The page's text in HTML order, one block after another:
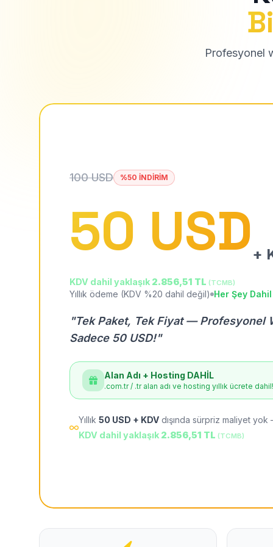
Profesyonel
100 USD %50 İNDİRİM
50 USD +
KDV dahil yaklaşık 2.856,51 TL (TCMB)
Yıllık ödeme (KDV %20 dahil değil) Her Şey Dahil
"Tek Paket, Tek Fiyat — Profesyonel
Sadece 50 USD!"
Alan Adı + Hosting DAHİL
.com.tr / .tr alan adı ve hosting yıllık ücrete dahil!
Yıllık 50 USD + KDV dışında sürpriz maliyet
KDV dahil yaklaşık 2.856,51 TL (TCMB)